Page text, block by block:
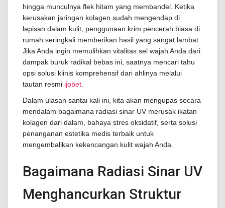
hingga munculnya flek hitam yang membandel. Ketika
kerusakan jaringan kolagen sudah mengendap di
lapisan dalam kulit, penggunaan krim pencerah biasa di
rumah seringkali memberikan hasil yang sangat lambat.
Jika Anda ingin memulihkan vitalitas sel wajah Anda dari
dampak buruk radikal bebas ini, saatnya mencari tahu
opsi solusi klinis komprehensif dari ahlinya melalui
tautan resmi ijobet
Dalam ulasan santai kali ini, kita akan mengupas secara
mendalam bagaimana radiasi sinar UV merusak ikatan
kolagen dari dalam, bahaya stres oksidatif, serta solusi
penanganan estetika medis terbaik untuk
mengembalikan kekencangan kulit wajah Anda.
Bagaimana Radiasi Sinar UV
Menghancurkan Struktur